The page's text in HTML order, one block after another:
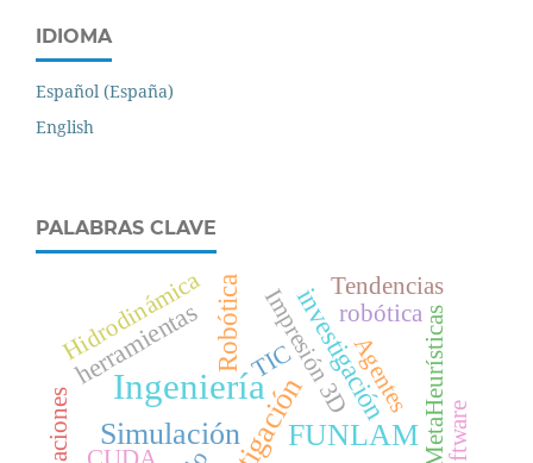
IDIOMA
Español (España)
English
PALABRAS CLAVE
Ingeniería
Simulación FUNLAM
Robótica investigación
herramientas Impresión 3D MetaHeurísticas
Agentes
Hidrodinámica robótica
Tendencias
TIC
software